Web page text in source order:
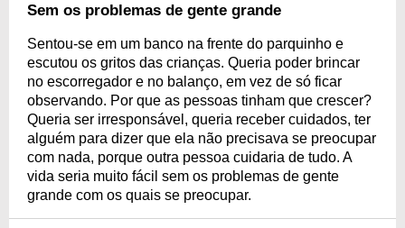
Sem os problemas de gente grande
Sentou-se em um banco na frente do parquinho e
escutou os gritos das crianças. Queria poder brincar
no escorregador e no balanço, em vez de só ficar
observando. Por que as pessoas tinham que crescer?
Queria ser irresponsável, queria receber cuidados, ter
alguém para dizer que ela não precisava se preocupar
com nada, porque outra pessoa cuidaria de tudo. A
vida seria muito fácil sem os problemas de gente
grande com os quais se preocupar.